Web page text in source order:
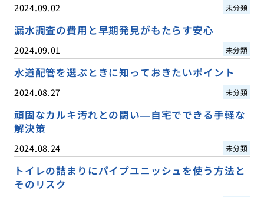
2024.09.02 未分類
漏水調査の費用と早期発見がもたらす安心
2024.09.01 未分類
水道配管を選ぶときに知っておきたいポイント
2024.08.27 未分類
頑固なカルキ汚れとの闘い—自宅でできる手軽な
解決策
2024.08.24 未分類
トイレの詰まりにパイプユニッシュを使う方法と
そのリスク